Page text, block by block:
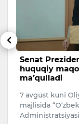
Senat
huquqiy
ma’qulladi
7 avgust kuni
majlisida
Administratsiyasi